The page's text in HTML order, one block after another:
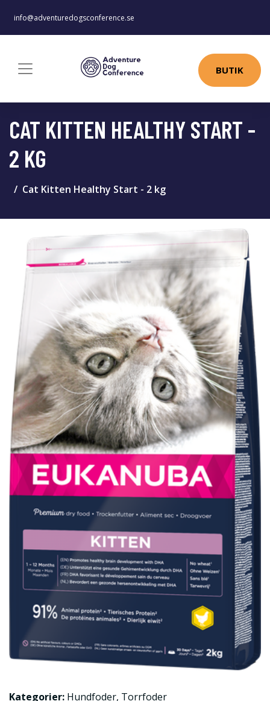
info@adventuredogsconference.se
BUTIK
CAT KITTEN HEALTHY START -
2 KG
Cat Kitten Healthy Start - 2 kg
Kategorier: Hundfoder, Torrfoder